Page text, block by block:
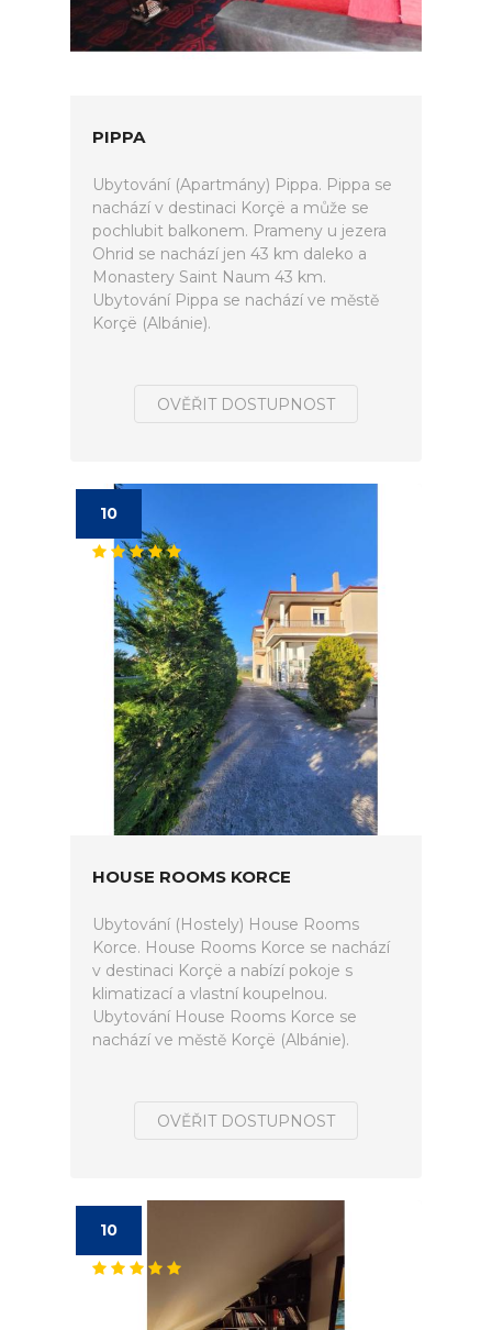
PIPPA
Ubytování (Apartmány) Pippa. Pippa se
nachází v destinaci Korçë a může se
pochlubit balkonem. Prameny u jezera
Ohrid se nachází jen 43 km daleko a
Monastery Saint Naum 43 km.
Ubytování Pippa se nachází ve městě
Korçë (Albánie).
OVĚŘIT DOSTUPNOST
10
HOUSE ROOMS KORCE
Ubytování (Hostely) House Rooms
Korce. House Rooms Korce se nachází
v destinaci Korçë a nabízí pokoje s
klimatizací a vlastní koupelnou.
Ubytování House Rooms Korce se
nachází ve městě Korçë (Albánie).
OVĚŘIT DOSTUPNOST
10